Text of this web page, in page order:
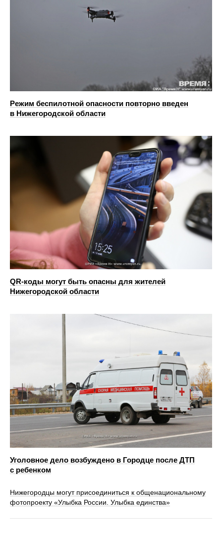
Режим беспилотной опасности повторно введен
в Нижегородской области
QR-коды могут быть опасны для жителей
Нижегородской области
Уголовное дело возбуждено в Городце после ДТП
с ребенком
Нижегородцы могут присоединиться к общенациональному
фотопроекту «Улыбка России. Улыбка единства»